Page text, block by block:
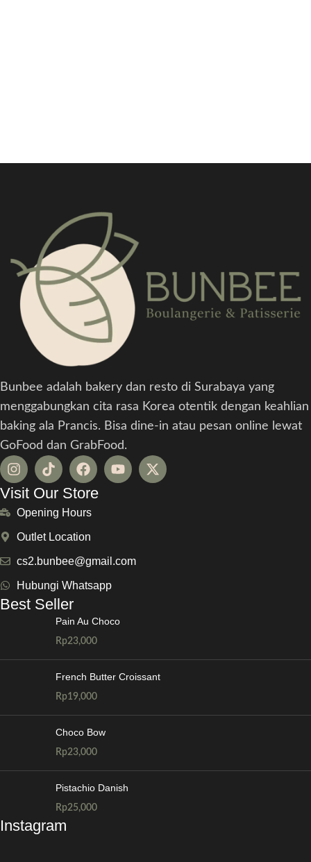
Bunbee adalah bakery dan resto di Surabaya yang
menggabungkan cita rasa Korea otentik dengan keahlian
baking ala Prancis. Bisa dine-in atau pesan online lewat
GoFood dan GrabFood.
Visit Our Store
Opening Hours
Outlet Location
cs2.bunbee@gmail.com
Hubungi Whatsapp
Best Seller
Pain Au Choco
Rp23,000
French Butter Croissant
Rp19,000
Choco Bow
Rp23,000
Pistachio Danish
Rp25,000
Instagram